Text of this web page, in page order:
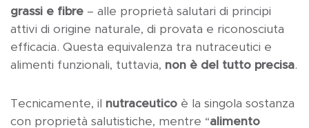
grassi e fibre – alle proprietà salutari di principi
attivi di origine naturale, di provata e riconosciuta
efficacia. Questa equivalenza tra nutraceutici e
alimenti funzionali, tuttavia, non è del tutto precisa.
Tecnicamente, il nutraceutico è la singola sostanza
con proprietà salutistiche, mentre “alimento